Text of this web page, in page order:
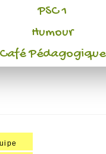
PSC 1
Humour
Café Pédagogique